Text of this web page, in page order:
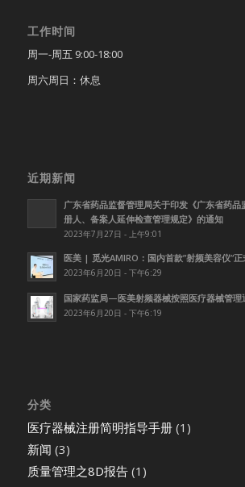
工作时间
周一-周五 9:00-18:00
周六周日：休息
近期新闻
广东省药品监督管理局关于印发《广东省药品
册人、备案人延伸检查管理规定》的通知
2023年7月27日 - 上午9:01
医美 | 觅光AMIRO：国内首款”射频美容仪”
2023年6月20日 - 下午6:29
国家药监局—医美射频器械按照医疗器械管理
2023年6月20日 - 下午6:19
分类
医疗器械注册简明指导手册(1)
新闻 (3)
质量管理之8D报告(1)